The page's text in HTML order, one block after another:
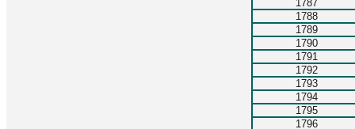
1787
1788
1789
1790
1791
1792
1793
1794
1795
1796